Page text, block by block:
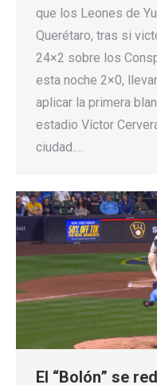
que los Leones de
Querétaro, tras si
24×2 sobre los
esta noche 2×0,
aplicar la primera
estadio Víctor
ciudad.…
El “Bolón” se